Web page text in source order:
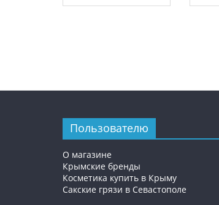
Пользователю
О магазине
Крымские бренды
Косметика купить в Крыму
Сакские грязи в Севастополе